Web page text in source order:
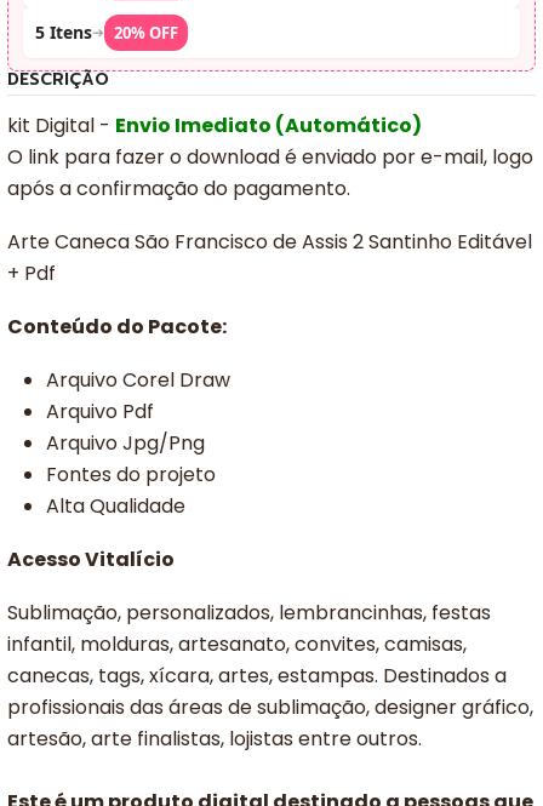
5 Itens➜ 20% OFF
DESCRIÇÃO
kit Digital - Envio Imediato (Automático)
O link para fazer o download é enviado por e-mail, logo
após a confirmação do pagamento.
Arte Caneca São Francisco de Assis 2 Santinho Editável
+ Pdf
Conteúdo do Pacote:
Arquivo Corel Draw
Arquivo Pdf
Arquivo Jpg/Png
Fontes do projeto
Alta Qualidade
Acesso Vitalício
Sublimação, personalizados, lembrancinhas, festas
infantil, molduras, artesanato, convites, camisas,
canecas, tags, xícara, artes, estampas. Destinados a
profissionais das áreas de sublimação, designer gráfico,
artesão, arte finalistas, lojistas entre outros.